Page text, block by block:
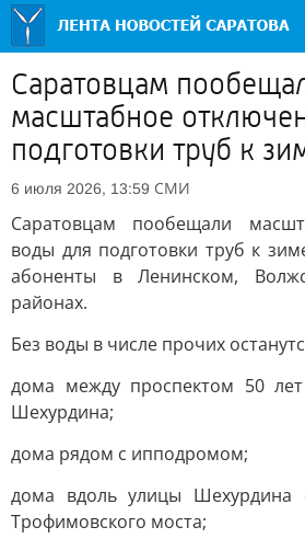
Саратовцам
масштабное
подготовки труб к
6 июля 2026, 13:59 СМИ
Саратовцам пообещали
воды для подготовки труб к
абоненты в Ленинском,
районах.
Без воды в числе прочих
дома между проспектом 50
Шехурдина;
дома рядом с ипподромом;
дома вдоль улицы
Трофимовского моста;